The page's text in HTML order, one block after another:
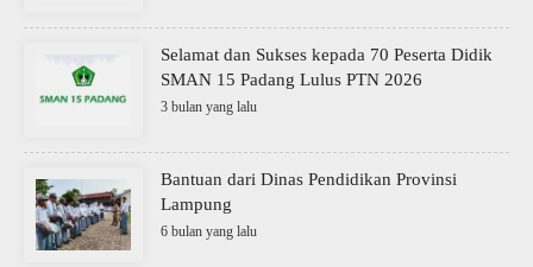
Selamat dan Sukses kepada 70 Peserta Didik
SMAN 15 Padang Lulus PTN 2026
3 bulan yang lalu
Bantuan dari Dinas Pendidikan Provinsi
Lampung
6 bulan yang lalu